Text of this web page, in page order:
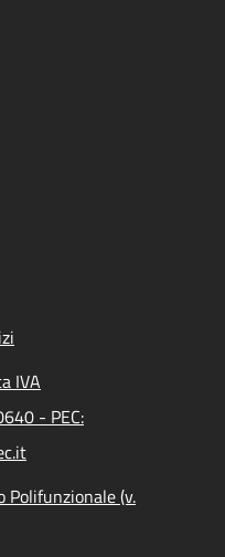
IVA
- PEC:
Polifunzionale (v.